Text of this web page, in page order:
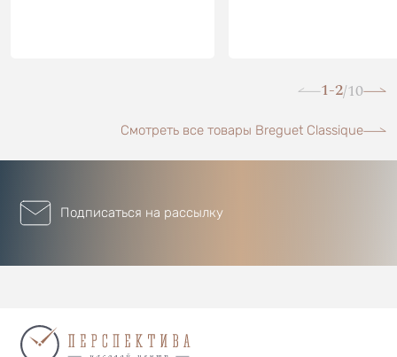
1-2/10
Смотреть все товары Breguet Classique
Подписаться на рассылку